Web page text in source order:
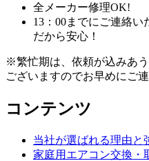
全メーカー修理OK!
13：00までにご連絡
だから安心！
※繁忙期は、依頼が込みあ
ございますのでお早めにご連
コンテンツ
当社が選ばれる理由と
家庭用エアコン交換・